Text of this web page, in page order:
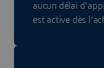
aucun délai
est active dès